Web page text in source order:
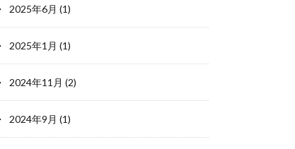
2025年6月 (1)
2025年1月 (1)
2024年11月 (2)
2024年9月 (1)